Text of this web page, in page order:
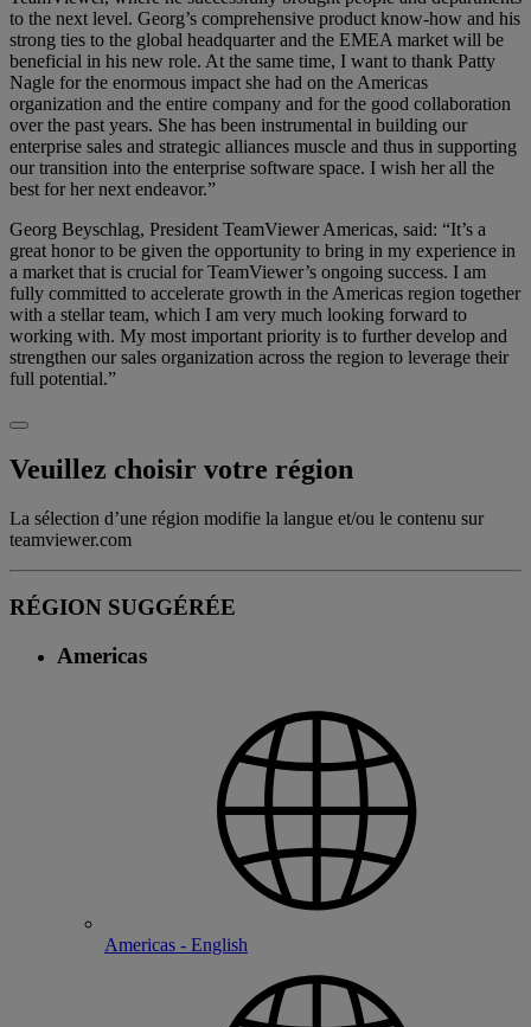
to the next level. Georg’s comprehensive product know-how and his
strong ties to the global headquarter and the EMEA market will be
beneficial in his new role. At the same time, I want to thank Patty
Nagle for the enormous impact she had on the Americas
organization and the entire company and for the good collaboration
over the past years. She has been instrumental in building our
enterprise sales and strategic alliances muscle and thus in supporting
our transition into the enterprise software space. I wish her all the
best for her next endeavor.”
Georg Beyschlag, President TeamViewer Americas, said: “It’s a
great honor to be given the opportunity to bring in my experience in
a market that is crucial for TeamViewer’s ongoing success. I am
fully committed to accelerate growth in the Americas region together
with a stellar team, which I am very much looking forward to
working with. My most important priority is to further develop and
strengthen our sales organization across the region to leverage their
full potential.”
Veuillez choisir votre région
La sélection d’une région modifie la langue et/ou le contenu sur
teamviewer.com
RÉGION SUGGÉRÉE
Americas
Americas - English